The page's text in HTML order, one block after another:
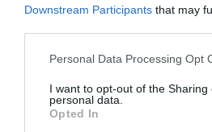
Downstream Participants that may
Personal Data Processing Opt
I want to opt-out of the Sharing
personal data.
Opted In